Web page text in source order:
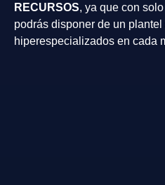
RECURSOS, ya que con solo
podrás disponer de un
hiperespecializados en cada